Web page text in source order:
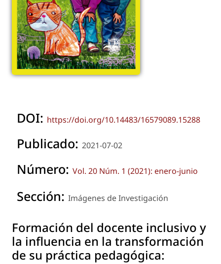
DOI: https://doi.org/10.14483/16579089.15288
Publicado: 2021-07-02
Número: Vol. 20 Núm. 1 (2021): enero-junio
Sección: Imágenes de Investigación
Formación del docente inclusivo y
la influencia en la transformación
de su práctica pedagógica: